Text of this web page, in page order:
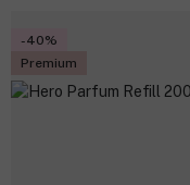
-40%
Premium